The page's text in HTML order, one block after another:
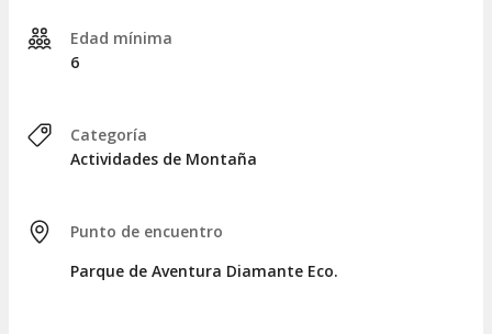
Edad mínima
6
Categoría
Actividades de Montaña
Punto de encuentro
Parque de Aventura Diamante Eco.